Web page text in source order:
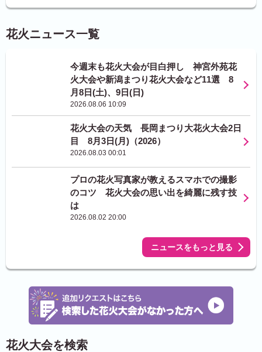
花火ニュース一覧
今週末も花火大会が目白押し 神宮外苑花
火大会や新潟まつり花火大会など11選 8
月8日(土)、9日(日)
2026.08.06 10:09
花火大会の天気 長岡まつり大花火大会2日
目 8月3日(月)（2026）
2026.08.03 00:01
プロの花火写真家が教えるスマホでの撮影
のコツ 花火大会の思い出を綺麗に残す技
は
2026.08.02 20:00
ニュースをもっと見る
花火大会を検索